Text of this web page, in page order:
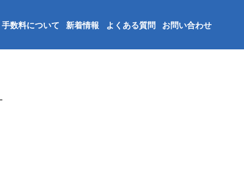
手数料について 新着情報 よくある質問 お問い合わせ